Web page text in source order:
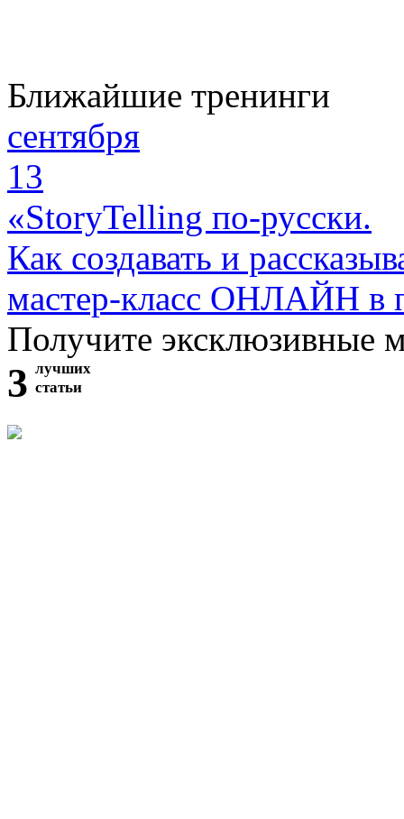
Ближайшие тренинги
сентября
13
«StoryTelling по-русски.
Как создавать и
мастер-класс ОНЛАЙН в
Получите эксклюзивные
3 лучших
статьи